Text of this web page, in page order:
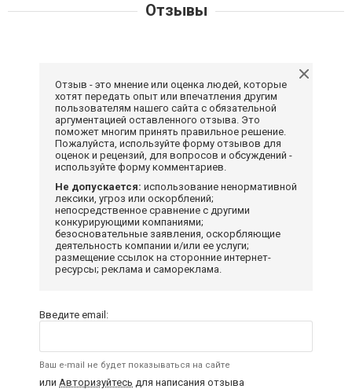
Отзывы
Отзыв - это мнение или оценка людей, которые
хотят передать опыт или впечатления другим
пользователям нашего сайта с обязательной
аргументацией оставленного отзыва. Это
поможет многим принять правильное решение.
Пожалуйста, используйте форму отзывов для
оценок и рецензий, для вопросов и обсуждений -
используйте форму комментариев.
Не допускается: использование ненормативной
лексики, угроз или оскорблений;
непосредственное сравнение с другими
конкурирующими компаниями;
безосновательные заявления, оскорбляющие
деятельность компании и/или ее услуги;
размещение ссылок на сторонние интернет-
ресурсы; реклама и самореклама.
Введите email:
Ваш e-mail не будет показываться на сайте
или Авторизуйтесь для написания отзыва